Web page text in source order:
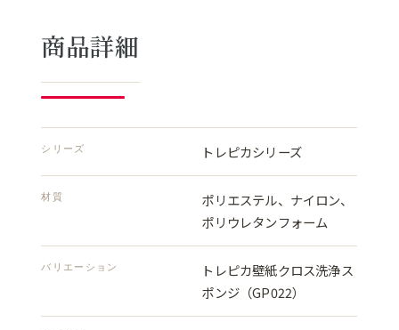
商品詳細
シリーズ トレピカシリーズ
材質
ポリエステル、ナイロン、
ポリウレタンフォーム
バリエーション
トレピカ壁紙クロス洗浄ス
ポンジ（GP022）